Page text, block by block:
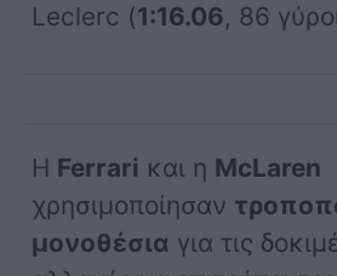
Leclerc (1:16.06, 86
Η Ferrari και η McLaren
χρησιμοποίησαν
μονοθέσια για τις